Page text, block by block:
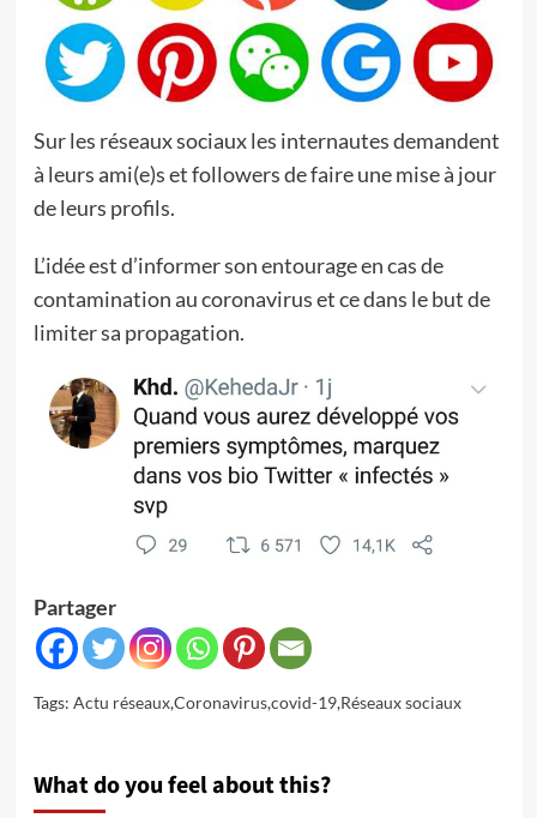
Sur les réseaux sociaux les internautes demandent
à leurs ami(e)s et followers de faire une mise à jour
de leurs profils.
L’idée est d’informer son entourage en cas de
contamination au coronavirus et ce dans le but de
limiter sa propagation.
Partager
Tags: Actu réseaux,Coronavirus,covid-19,Réseaux sociaux
What do you feel about this?